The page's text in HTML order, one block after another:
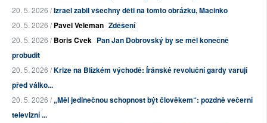
20. 5. 2026 /Izrael zabil všechny děti na tomto obrázku, Macinko
20. 5. 2026 /Pavel Veleman Zděšení
20. 5. 2026 /Boris Cvek Pan Jan Dobrovský by se měl konečně
probudit
20. 5. 2026 /Krize na Blízkém východě: Íránské revoluční gardy varují
před válko...
20. 5. 2026 /„Měl jedinečnou schopnost být člověkem“: pozdně večerní
televizní ...